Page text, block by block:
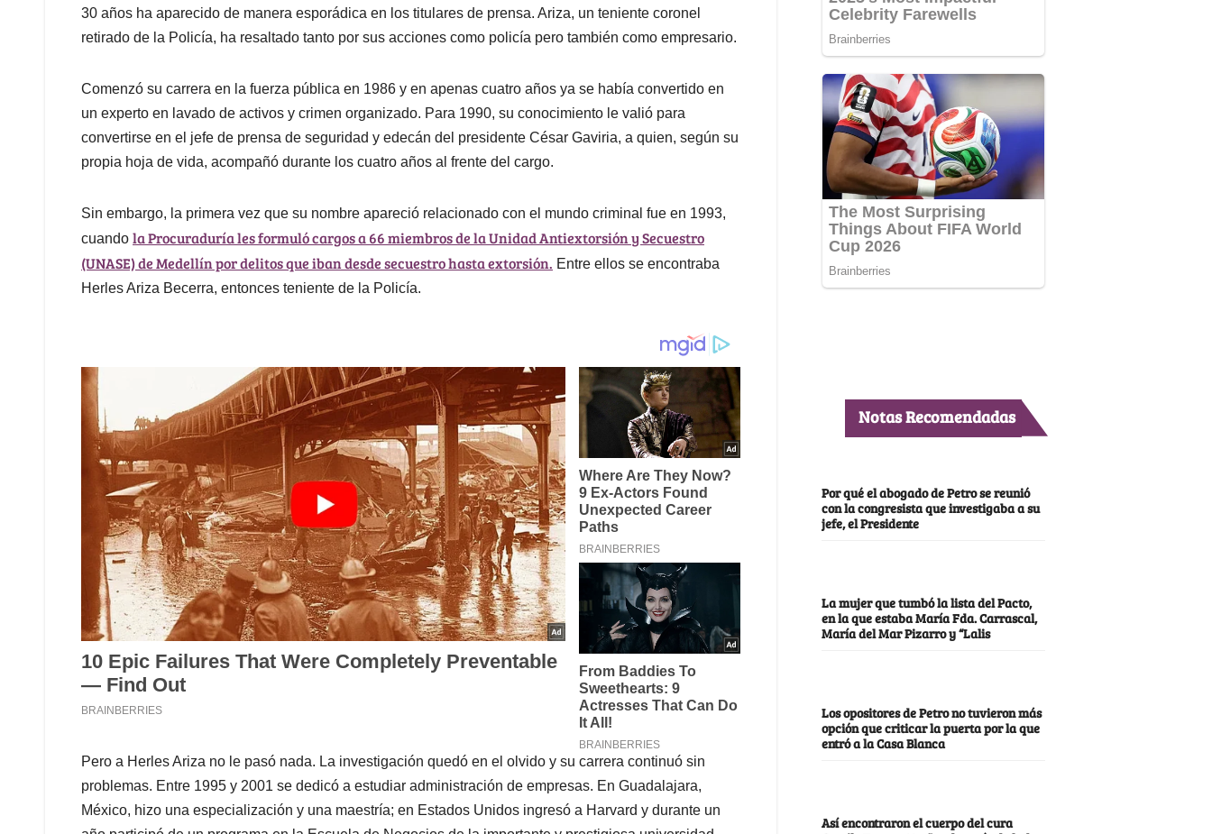
p
p
o
k
I
n
s
30 años ha aparecido de manera esporádica en los titulares de prensa. Ariza, un teniente coronel
retirado de la Policía, ha resaltado tanto por sus acciones como policía pero también como empresario.
Comenzó su carrera en la fuerza pública en 1986 y en apenas cuatro años ya se había convertido en
un experto en lavado de activos y crimen organizado. Para 1990, su conocimiento le valió para
convertirse en el jefe de prensa de seguridad y edecán del presidente César Gaviria, a quien, según su
propia hoja de vida, acompañó durante los cuatro años al frente del cargo.
Sin embargo, la primera vez que su nombre apareció relacionado con el mundo criminal fue en 1993,
cuando la Procuraduría les formuló cargos a 66 miembros de la Unidad Antiextorsión y Secuestro
(UNASE) de Medellín por delitos que iban desde secuestro hasta extorsión. Entre ellos se encontraba
Herles Ariza Becerra, entonces teniente de la Policía.
Pero a Herles Ariza no le pasó nada. La investigación quedó en el olvido y su carrera continuó sin
problemas. Entre 1995 y 2001 se dedicó a estudiar administración de empresas. En Guadalajara,
México, hizo una especialización y una maestría; en Estados Unidos ingresó a Harvard y durante un
Notas Recomendadas
Por qué el abogado de Petro se reunió
con la congresista que investigaba a su
jefe, el Presidente
La mujer que tumbó la lista del Pacto,
en la que estaba María Fda. Carrascal,
María del Mar Pizarro y “Lalis
Los opositores de Petro no tuvieron más
opción que criticar la puerta por la que
entró a la Casa Blanca
Así encontraron el cuerpo del cura